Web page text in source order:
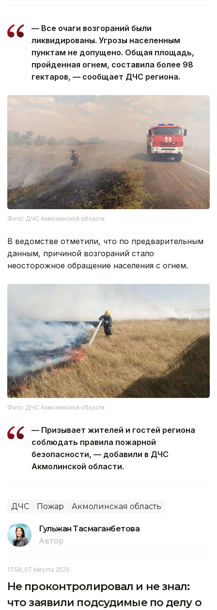
— Все очаги возгораний были
ликвидированы. Угрозы населенным
пунктам не допущено. Общая площадь,
пройденная огнем, составила более 98
гектаров, — сообщает ДЧС региона.
Фото: ДЧС Акмолинской области
В ведомстве отметили, что по предварительным
данным, причиной возгораний стало
неосторожное обращение населения с огнем.
Фото: ДЧС Акмолинской области
— Призывает жителей и гостей региона
соблюдать правила пожарной
безопасности, — добавили в ДЧС
Акмолинской области.
ДЧС Пожар Акмолинская область
Гульжан Тасмаганбетова
Автор
17:58, 07 Августа 2026
Не проконтролировал и не знал:
что заявили подсудимые по делу о